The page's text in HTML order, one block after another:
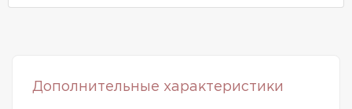
Дополнительные характеристики